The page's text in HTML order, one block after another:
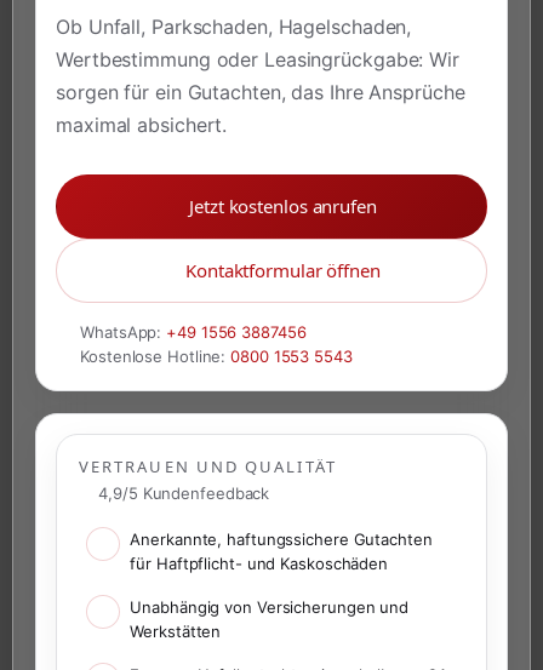
Ob Unfall, Parkschaden, Hagelschaden,
Wertbestimmung oder Leasingrückgabe: Wir
sorgen für ein Gutachten, das Ihre Ansprüche
maximal absichert.
Jetzt kostenlos anrufen
Kontaktformular öffnen
WhatsApp: +49 1556 3887456
Kostenlose Hotline:0800 1553 5543
VERTRAUEN UND QUALITÄT
4,9/5 Kundenfeedback
Anerkannte, haftungssichere Gutachten
für Haftpflicht- und Kaskoschäden
Unabhängig von Versicherungen und
Werkstätten